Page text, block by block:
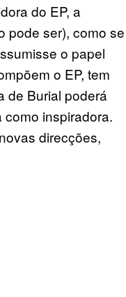
do EP, a
pode ser), como se
o papel
o EP, tem
de Burial poderá
inspiradora.
direcções,